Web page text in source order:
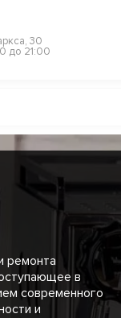
30
до 21:00
ремонта
в
современного
и